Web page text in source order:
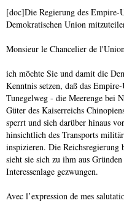
[doc]Die Regierung des Empire-
Demokratischen Union
Monsieur le Chancelier de
ich möchte Sie und damit die
Kenntnis setzen, daß das
Tunegelweg - die Meerenge bei
Güter des Kaiserreichs
sperrt und sich darüber hinaus
hinsichtlich des Transports
inspizieren. Die Reichsregierung
sieht sie sich zu ihm aus
Interessenlage gezwungen.
Avec l’expression de mes